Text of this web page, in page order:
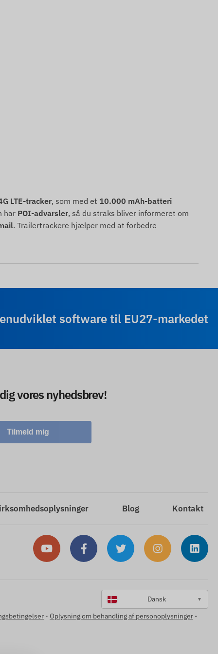
LTE-tracker, som med et 10.000 mAh-batteri
har POI-advarsler, så du straks bliver informeret om
. Trailertrackere hjælper med at forbedre
software til EU27-markedet
vores nyhedsbrev!
Tilmeld mig
Blog Kontakt
Dansk ▼
- Oplysning om behandling af personoplysninger -